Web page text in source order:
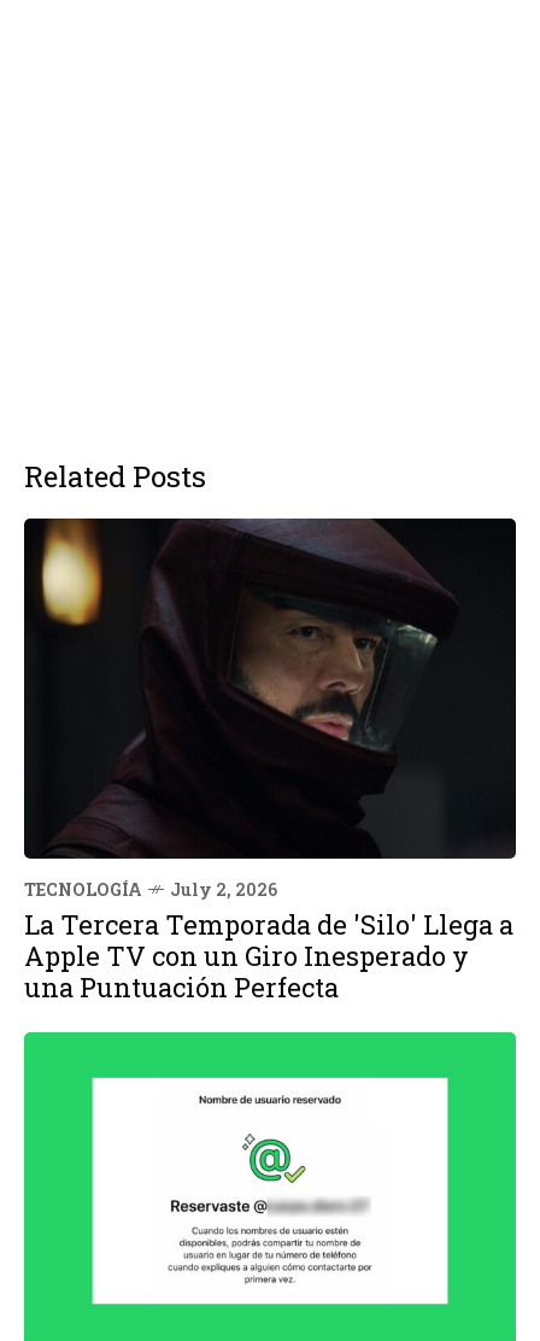
Related Posts
TECNOLOGÍA July 2, 2026
La Tercera Temporada de 'Silo' Llega a
Apple TV con un Giro Inesperado y
una Puntuación Perfecta